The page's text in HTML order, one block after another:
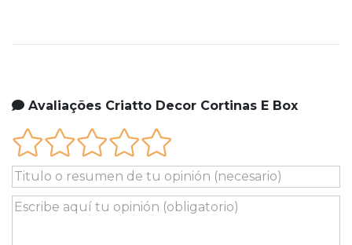
Avaliações Criatto Decor Cortinas E Box